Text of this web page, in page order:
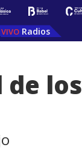
Radios
de los